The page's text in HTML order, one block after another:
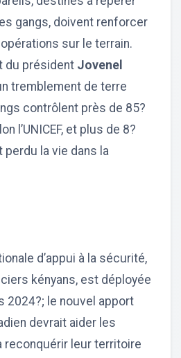
gangs, doivent renforcer
sur le terrain.
du président Jovenel
tremblement de terre
contrôlent près de 85?
l’UNICEF, et plus de 8?
la vie dans la
d’appui à la sécurité,
kényans, est déployée
2024?; le nouvel apport
devrait aider les
reconquérir leur territoire